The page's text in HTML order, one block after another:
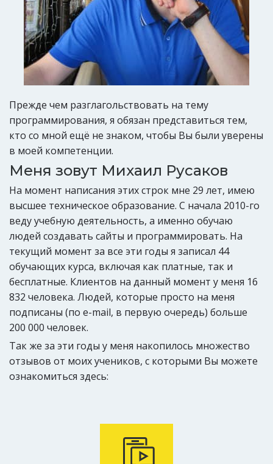
Прежде чем разглагольствовать на тему
программирования, я обязан представиться тем,
кто со мной ещё не знаком, чтобы Вы были уверены
в моей компетенции.
Меня зовут Михаил Русаков
На момент написания этих строк мне 29 лет, имею
высшее техническое образование. С начала 2010-го
веду учебную деятельность, а именно обучаю
людей создавать сайты и программировать. На
текущий момент за все эти годы я записал 44
обучающих курса, включая как платные, так и
бесплатные. Клиентов на данный момент у меня 16
832 человека. Людей, которые просто на меня
подписаны (по e-mail, в первую очередь) больше
200 000 человек.
Так же за эти годы у меня накопилось множество
отзывов от моих учеников, с которыми Вы можете
ознакомиться здесь: